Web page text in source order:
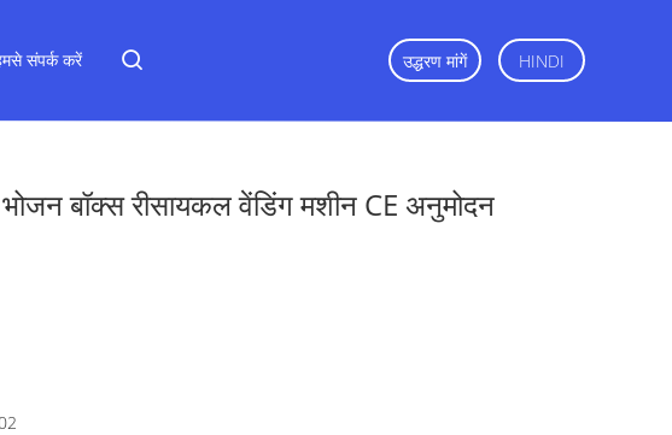
संपर्क करें उद्धरण मांगें HINDI
बॉक्स रीसायकल वेंडिंग मशीन CE अनुमोदन